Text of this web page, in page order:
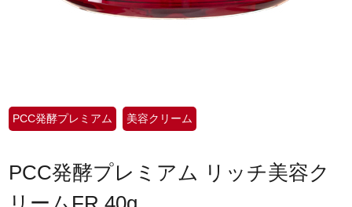
PCC発酵プレミアム 美容クリーム
PCC発酵プレミアム リッチ美容ク